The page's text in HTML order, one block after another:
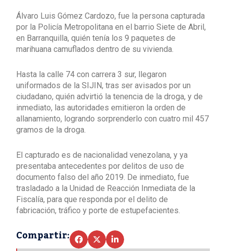
Álvaro Luis Gómez Cardozo, fue la persona capturada
por la Policía Metropolitana en el barrio Siete de Abril,
en Barranquilla, quién tenía los 9 paquetes de
marihuana camuflados dentro de su vivienda.
Hasta la calle 74 con carrera 3 sur, llegaron
uniformados de la SIJIN, tras ser avisados por un
ciudadano, quién advirtió la tenencia de la droga, y de
inmediato, las autoridades emitieron la orden de
allanamiento, logrando sorprenderlo con cuatro mil 457
gramos de la droga.
El capturado es de nacionalidad venezolana, y ya
presentaba antecedentes por delitos de uso de
documento falso del año 2019. De inmediato, fue
trasladado a la Unidad de Reacción Inmediata de la
Fiscalía, para que responda por el delito de
fabricación, tráfico y porte de estupefacientes.
Compartir: